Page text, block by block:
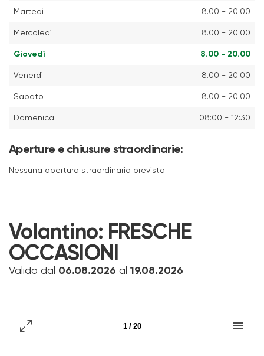
Martedì 8.00 - 20.00
Mercoledì 8.00 - 20.00
Giovedì 8.00 - 20.00
Venerdì 8.00 - 20.00
Sabato 8.00 - 20.00
Domenica 08:00 - 12:30
Aperture e chiusure straordinarie:
Nessuna apertura straordinaria prevista.
Volantino: FRESCHE
OCCASIONI
Valido dal 06.08.2026 al 19.08.2026